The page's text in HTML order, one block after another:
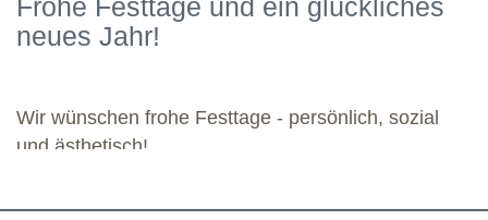
kommenden Module. Günther wünscht allen weiteren
Dozierenden viel Freude bei ihren Modulen sowie eine ebenso
Frohe Festtage und ein glückliches
neues Jahr!
Wir wünschen frohe Festtage - persönlich, sozial
und ästhetisch!